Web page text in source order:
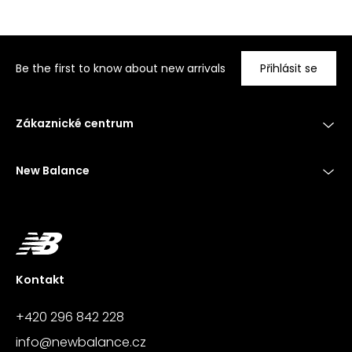
Be the first to know about new arrivals Přihlásit se
Zákaznické centrum
New Balance
Kontakt
+420 296 842 228
info@newbalance.cz